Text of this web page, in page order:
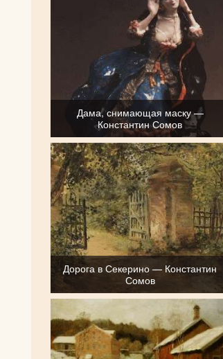
Дама, снимающая маску —
Константин Сомов
Дорога в Секерино — Константин
Сомов